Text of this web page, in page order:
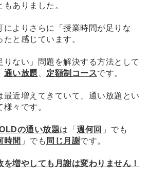
ありました。
によりさらに「授業時間が足りな
と感じています。
りない」
問題を解決する方法として
通い放題 定額制コースです。
近増えてきていて、 通い放題とい
様々です。
の通い放題は 「 週何回 」でも
時間 」でも 同じ月謝です。
増やしても月謝は変わりません！